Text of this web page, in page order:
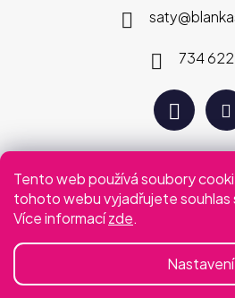
Tento web používá soubory
tohoto webu vyjadřujete souhlas
Více informacízde.
Nastavení
saty@
734
Plaťte jak vám
Podmínky ochrany osobních